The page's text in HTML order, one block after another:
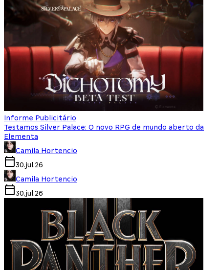
Informe Publicitário
Testamos Silver Palace: O novo RPG de mundo aberto da
Elementa
Camila Hortencio
30.jul.26
Camila Hortencio
30.jul.26